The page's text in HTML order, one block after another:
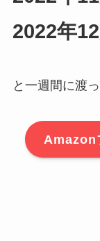
2022年
と一週間に渡
Amazon